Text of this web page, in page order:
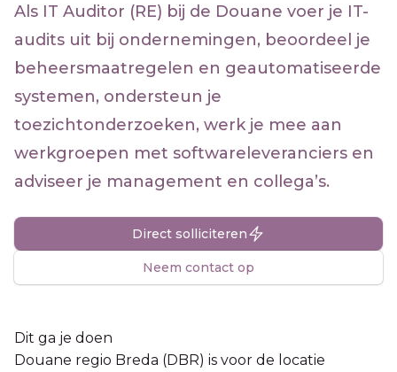
Als IT Auditor (RE) bij de Douane voer je IT-
audits uit bij ondernemingen, beoordeel je
beheersmaatregelen en geautomatiseerde
systemen, ondersteun je
toezichtonderzoeken, werk je mee aan
werkgroepen met softwareleveranciers en
adviseer je management en collega’s.
Direct solliciteren
Neem contact op
Dit ga je doen
Douane regio Breda (DBR) is voor de locatie